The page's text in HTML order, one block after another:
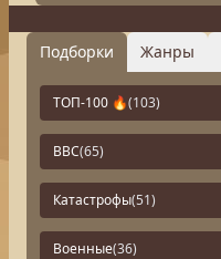
Подборки Жанры
ТОП-100 🔥(103)
BBC(65)
Катастрофы(51)
Военные(36)